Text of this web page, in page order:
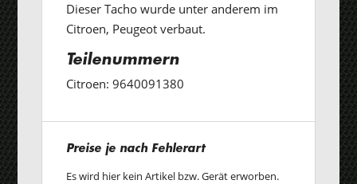
Dieser Tacho wurde unter anderem im
Citroen, Peugeot verbaut.
Teilenummern
Citroen: 9640091380
Preise je nach Fehlerart
Es wird hier kein Artikel bzw. Gerät erworben.